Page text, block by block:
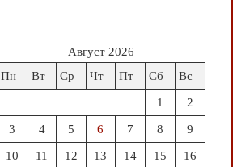
Август 2026
Пн
Вт Ср Чт Пт Сб Вс
1 2
3 4 5 6 7 8 9
10 11 12 13 14 15 16